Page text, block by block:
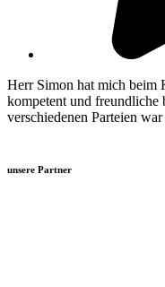
Herr Simon hat mich beim
kompetent und freundliche
verschiedenen Parteien
unsere Partner